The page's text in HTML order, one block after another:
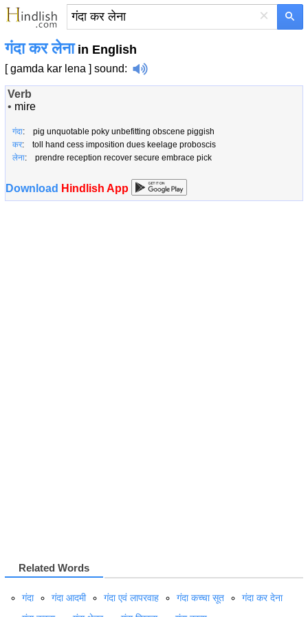
×
गंदा कर लेनाin English
[ gamda kar lena ] sound:
Verb
• mire
गंदा: pig unquotable poky unbefitting obscene piggish
कर: toll hand cess imposition dues keelage proboscis
लेना: prendre reception recover secure embrace pick
Download Hindlish App
Related Words
गंदा गंदा आदमी गंदा एवं लापरवाह गंदा कच्‍चा सूत
गंदा कर देना